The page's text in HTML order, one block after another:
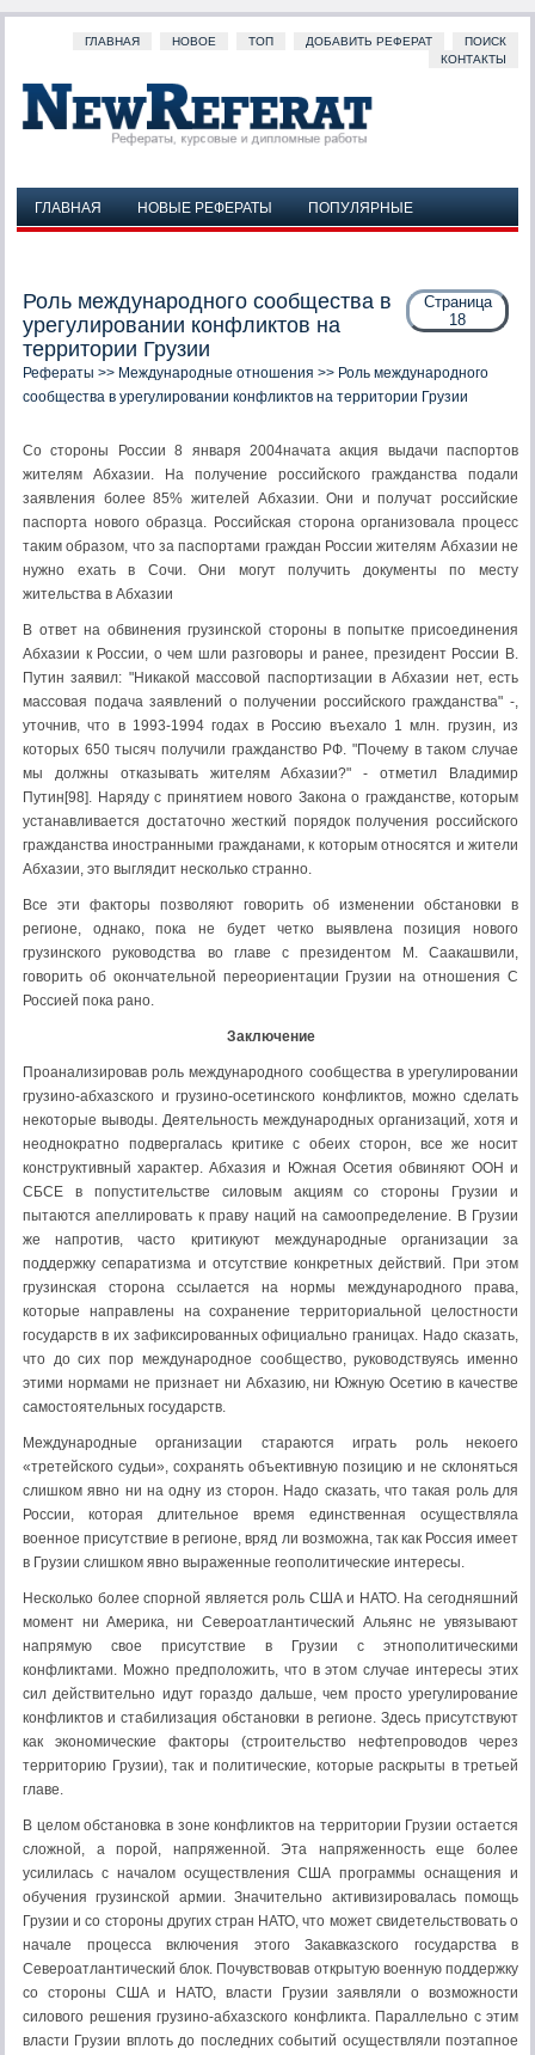
ГЛАВНАЯ НОВОЕ ТОП ДОБАВИТЬ РЕФЕРАТ
ПОИСК
КОНТАКТЫ
ГЛАВНАЯ НОВЫЕ РЕФЕРАТЫ
ПОПУЛЯРНЫЕ
Страница
18
Роль международного сообщества в
урегулировании конфликтов на
территории Грузии
Рефераты >> Международные отношения >> Роль международного
сообщества в урегулировании конфликтов на территории Грузии
Со стороны России 8 января 2004начата акция выдачи паспортов
жителям Абхазии. На получение российского гражданства подали
заявления более 85% жителей Абхазии. Они и получат российские
паспорта нового образца. Российская сторона организовала процесс
таким образом, что за паспортами граждан России жителям Абхазии не
нужно ехать в Сочи. Они могут получить документы по месту
жительства в Абхазии
В ответ на обвинения грузинской стороны в попытке присоединения
Абхазии к России, о чем шли разговоры и ранее, президент России В.
Путин заявил: "Никакой массовой паспортизации в Абхазии нет, есть
массовая подача заявлений о получении российского гражданства" -,
уточнив, что в 1993-1994 годах в Россию въехало 1 млн. грузин, из
которых 650 тысяч получили гражданство РФ. "Почему в таком случае
мы должны отказывать жителям Абхазии?" - отметил Владимир
Путин[98]. Наряду с принятием нового Закона о гражданстве, которым
устанавливается достаточно жесткий порядок получения российского
гражданства иностранными гражданами, к которым относятся и жители
Абхазии, это выглядит несколько странно.
Все эти факторы позволяют говорить об изменении обстановки в
регионе, однако, пока не будет четко выявлена позиция нового
грузинского руководства во главе с президентом М. Саакашвили,
говорить об окончательной переориентации Грузии на отношения С
Россией пока рано.
Заключение
Проанализировав роль международного сообщества в урегулировании
грузино-абхазского и грузино-осетинского конфликтов, можно сделать
некоторые выводы. Деятельность международных организаций, хотя и
неоднократно подвергалась критике с обеих сторон, все же носит
конструктивный характер. Абхазия и Южная Осетия обвиняют ООН и
СБСЕ в попустительстве силовым акциям со стороны Грузии и
пытаются апеллировать к праву наций на самоопределение. В Грузии
же напротив, часто критикуют международные организации за
поддержку сепаратизма и отсутствие конкретных действий. При этом
грузинская сторона ссылается на нормы международного права,
которые направлены на сохранение территориальной целостности
государств в их зафиксированных официально границах. Надо сказать,
что до сих пор международное сообщество, руководствуясь именно
этими нормами не признает ни Абхазию, ни Южную Осетию в качестве
самостоятельных государств.
Международные организации стараются играть роль некоего
«третейского судьи», сохранять объективную позицию и не склоняться
слишком явно ни на одну из сторон. Надо сказать, что такая роль для
России, которая длительное время единственная осуществляла
военное присутствие в регионе, вряд ли возможна, так как Россия имеет
в Грузии слишком явно выраженные геополитические интересы.
Несколько более спорной является роль США и НАТО. На сегодняшний
момент ни Америка, ни Североатлантический Альянс не увязывают
напрямую свое присутствие в Грузии с этнополитическими
конфликтами. Можно предположить, что в этом случае интересы этих
сил действительно идут гораздо дальше, чем просто урегулирование
конфликтов и стабилизация обстановки в регионе. Здесь присутствуют
как экономические факторы (строительство нефтепроводов через
территорию Грузии), так и политические, которые раскрыты в третьей
главе.
В целом обстановка в зоне конфликтов на территории Грузии остается
сложной, а порой, напряженной. Эта напряженность еще более
усилилась с началом осуществления США программы оснащения и
обучения грузинской армии. Значительно активизировалась помощь
Грузии и со стороны других стран НАТО, что может свидетельствовать о
начале процесса включения этого Закавказского государства в
Североатлантический блок. Почувствовав открытую военную поддержку
со стороны США и НАТО, власти Грузии заявляли о возможности
силового решения грузино-абхазского конфликта. Параллельно с этим
власти Грузии вплоть до последних событий осуществляли поэтапное